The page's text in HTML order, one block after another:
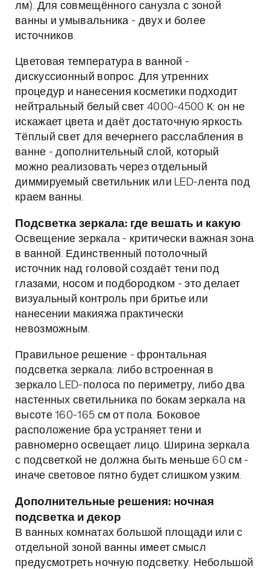
лм). Для совмещённого санузла с зоной
ванны и умывальника - двух и более
источников.
Цветовая температура в ванной -
дискуссионный вопрос. Для утренних
процедур и нанесения косметики подходит
нейтральный белый свет 4000-4500 К: он не
искажает цвета и даёт достаточную яркость.
Тёплый свет для вечернего расслабления в
ванне - дополнительный слой, который
можно реализовать через отдельный
диммируемый светильник или LED-лента под
краем ванны.
Подсветка зеркала: где вешать и какую
Освещение зеркала - критически важная зона
в ванной. Единственный потолочный
источник над головой создаёт тени под
глазами, носом и подбородком - это делает
визуальный контроль при бритье или
нанесении макияжа практически
невозможным.
Правильное решение - фронтальная
подсветка зеркала: либо встроенная в
зеркало LED-полоса по периметру, либо два
настенных светильника по бокам зеркала на
высоте 160-165 см от пола. Боковое
расположение бра устраняет тени и
равномерно освещает лицо. Ширина зеркала
с подсветкой не должна быть меньше 60 см -
иначе световое пятно будет слишком узким.
Дополнительные решения: ночная
подсветка и декор
В ванных комнатах большой площади или с
отдельной зоной ванны имеет смысл
предусмотреть ночную подсветку. Небольшой